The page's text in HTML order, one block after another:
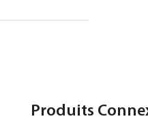
Produits